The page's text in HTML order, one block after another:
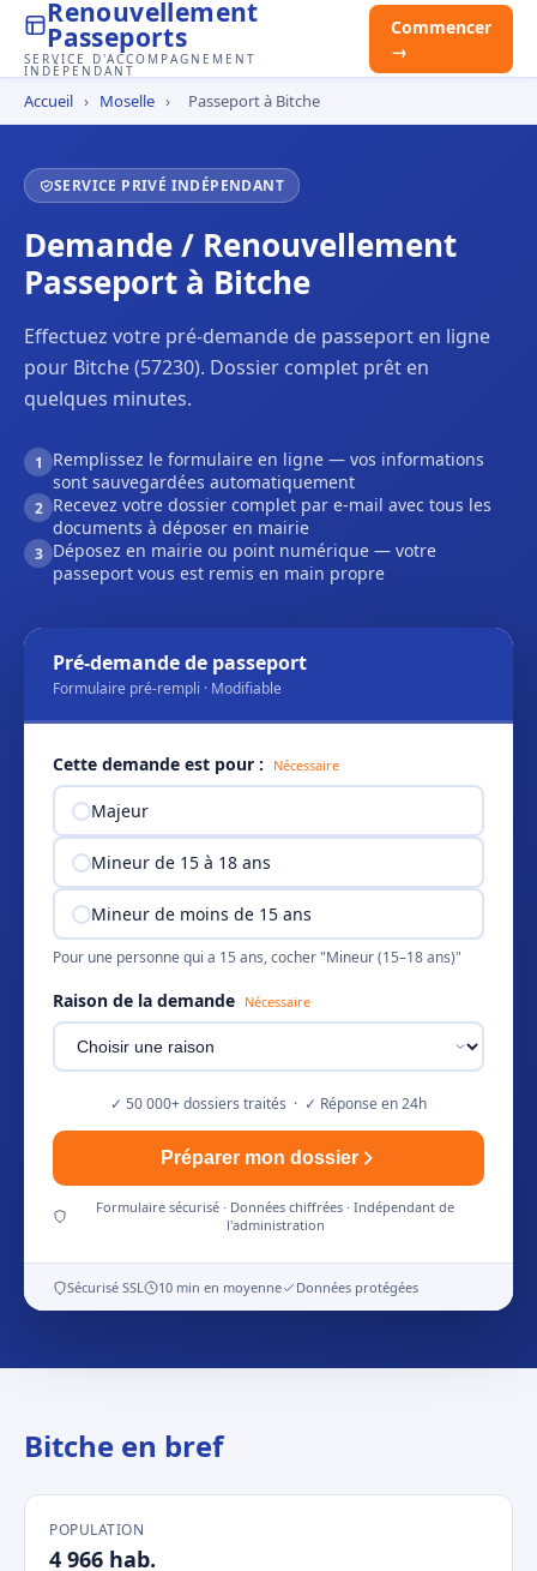
Renouvellement
Passeports
SERVICE D'ACCOMPAGNEMENT
INDÉPENDANT
Commencer
→
Accueil › Moselle › Passeport à Bitche
SERVICE PRIVÉ INDÉPENDANT
Demande / Renouvellement
Passeport à Bitche
Effectuez votre pré-demande de passeport en ligne
pour Bitche (57230). Dossier complet prêt en
quelques minutes.
1
Remplissez le formulaire en ligne — vos informations
sont sauvegardées automatiquement
2 Recevez votre dossier complet par e-mail avec tous les
documents à déposer en mairie
3 Déposez en mairie ou point numérique — votre
passeport vous est remis en main propre
Pré-demande de passeport
Formulaire pré-rempli · Modifiable
Cette demande est pour : Nécessaire
Majeur
Mineur de 15 à 18 ans
Mineur de moins de 15 ans
Pour une personne qui a 15 ans, cocher "Mineur (15–18 ans)"
Raison de la demande Nécessaire
✓ 50 000+ dossiers traités · ✓ Réponse en 24h
Préparer mon dossier
Formulaire sécurisé · Données chiffrées · Indépendant de
l'administration
Sécurisé SSL 10 min en moyenne Données protégées
Bitche en bref
POPULATION
4 966 hab.